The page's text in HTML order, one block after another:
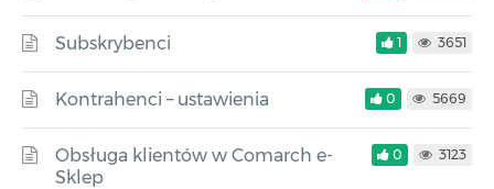
Subskrybenci 1 3651
Kontrahenci – ustawienia 0 5669
Obsługa klientów w Comarch e-
Sklep
0 3123